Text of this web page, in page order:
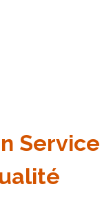
Service